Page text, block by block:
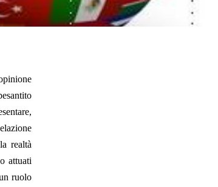
realtà
attuati
ruolo